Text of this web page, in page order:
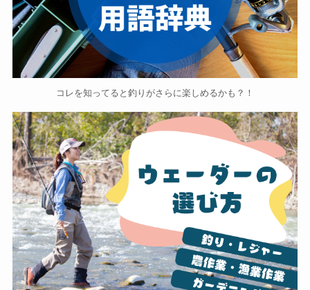
コレを知ってると釣りがさらに楽しめるかも？！